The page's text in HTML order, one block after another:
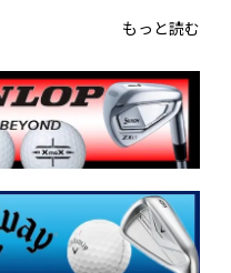
もっと読む